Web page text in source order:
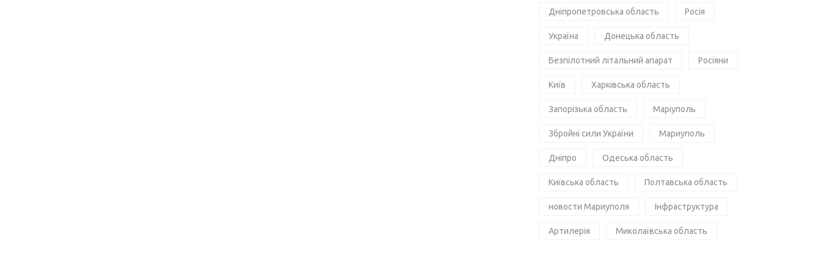
Дніпропетровська область Росія
Україна Донецька область
Безпілотний літальний апарат Росіяни
Київ Харківська область
Запорізька область Маріуполь
Збройні сили України Мариуполь
Дніпро Одеська область
Київська область Полтавська область
новости Мариуполя Інфраструктура
Артилерія Миколаївська область